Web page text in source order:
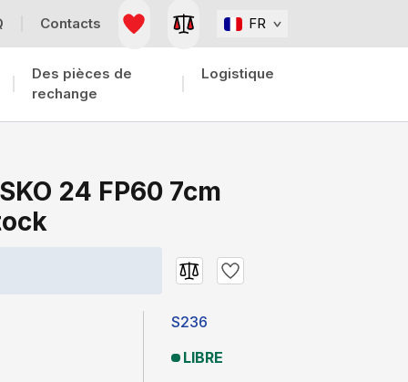
Contacts FR
Des pièces de
rechange
Logistique
24 FP60 7cm
S236
LIBRE